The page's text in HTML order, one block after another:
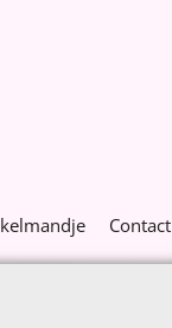
Contact